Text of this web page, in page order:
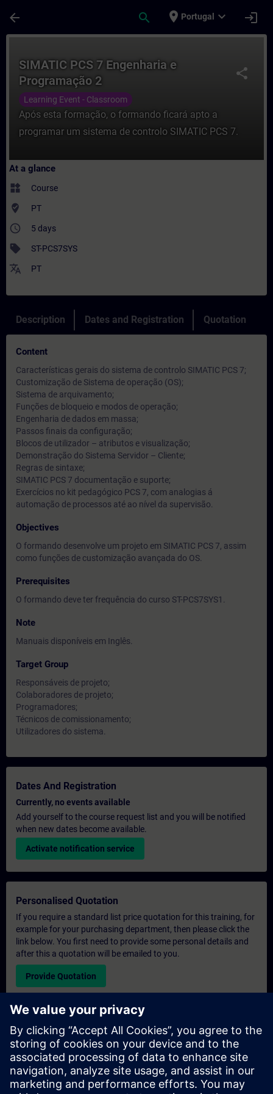
arrow_back search place Portugal expand_more login
share
SIMATIC PCS 7 Engenharia e
Programação 2
Learning Event - Classroom
Após esta formação, o formando ficará apto a
programar um sistema de controlo SIMATIC PCS 7.
At a glance
widgets Course
where_to_vote PT
access_time 5 days
sell ST-PCS7SYS
translate PT
Description Dates and Registration Quotation
Content
Características gerais do sistema de controlo SIMATIC PCS 7;
Customização de Sistema de operação (OS);
Sistema de arquivamento;
Funções de bloqueio e modos de operação;
Engenharia de dados em massa;
Passos finais da configuração;
Blocos de utilizador – atributos e visualização;
Demonstração do Sistema Servidor – Cliente;
Regras de sintaxe;
SIMATIC PCS 7 documentação e suporte;
Exercícios no kit pedagógico PCS 7, com analogias á
automação de processos até ao nível da supervisão.
Objectives
O formando desenvolve um projeto em SIMATIC PCS 7, assim
como funções de customização avançada do OS.
Prerequisites
O formando deve ter frequência do curso ST-PCS7SYS1.
Note
Manuais disponíveis em Inglês.
Target Group
Responsáveis de projeto;
Colaboradores de projeto;
Programadores;
Técnicos de comissionamento;
Utilizadores do sistema.
Dates And Registration
Currently, no events available
Add yourself to the course request list and you will be notified
when new dates become available.
Activate notification service
Personalised Quotation
If you require a standard list price quotation for this training, for
example for your purchasing department, then please click the
link below. You first need to provide some personal details and
after this a quotation will be emailed to you.
Provide Quotation
Exclusive Training Enquiry
Please complete the enquiry form below if you require a
quotation for an exclusive training course either on-site, virtually
or at our SITRAIN training centre. This type of request would be
suitable for larger groups ( 6 and above). After providing your
contact details and your training requirements, you will receive a